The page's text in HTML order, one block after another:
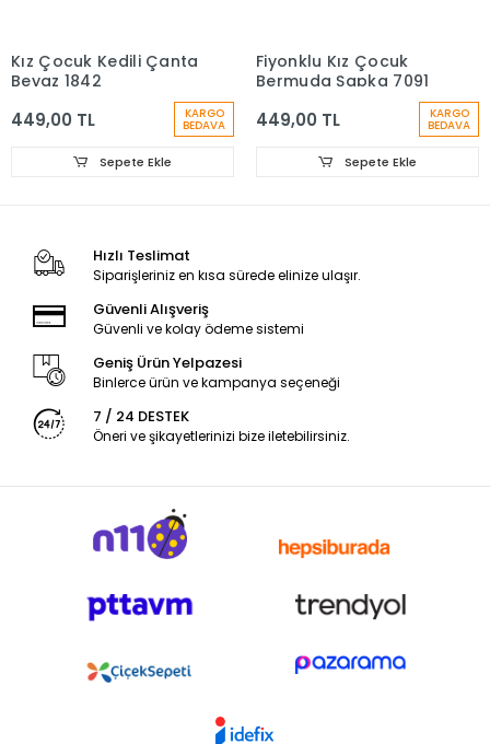
Kız Çocuk Kedili Çanta
Beyaz 1842
449,00 TL KARGO
BEDAVA
Sepete Ekle
Fiyonklu Kız Çocuk
Bermuda Şapka 7091
449,00 TL KARGO
BEDAVA
Sepete Ekle
Hızlı Teslimat
Siparişleriniz en kısa sürede elinize ulaşır.
Güvenli Alışveriş
Güvenli ve kolay ödeme sistemi
Geniş Ürün Yelpazesi
Binlerce ürün ve kampanya seçeneği
7 / 24 DESTEK
Öneri ve şikayetlerinizi bize iletebilirsiniz.